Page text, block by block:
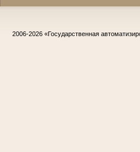
2006-2026 «Государственная